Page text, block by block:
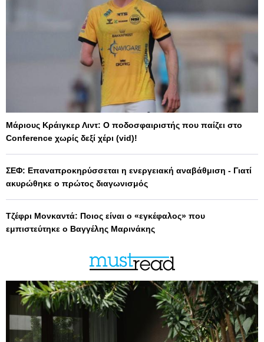
Μάριους Κράιγκερ Λιντ: Ο ποδοσφαιριστής που παίζει στο
Conference χωρίς δεξί χέρι (vid)!
ΣΕΦ: Επαναπροκηρύσσεται η ενεργειακή αναβάθμιση - Γιατί
ακυρώθηκε ο πρώτος διαγωνισμός
Τζέφρι Μονκαντά: Ποιος είναι ο «εγκέφαλος» που
εμπιστεύτηκε ο Βαγγέλης Μαρινάκης